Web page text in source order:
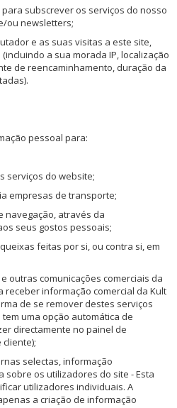
subscrever os serviços do nosso
ou newsletters;
e as suas visitas a este site,
a sua morada IP, localização
de reencaminhamento, duração da
pessoal para:
serviços do website;
empresas de transporte;
navegação, através da
seus gostos pessoais;
feitas por si, ou contra si, em
outras comunicações comerciais da
receber informação comercial da Kult
de se remover destes serviços
uma opção automática de
directamente no painel de
selectas, informação
os utilizadores do site - Esta
utilizadores individuais. A
a criação de informação